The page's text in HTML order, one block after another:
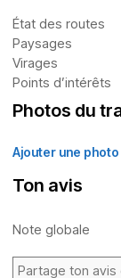
État des routes
Paysages
Virages
Points d’intérêts
Photos du
Ajouter une photo
Ton avis
Note globale